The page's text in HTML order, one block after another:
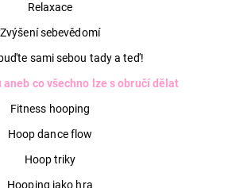
Relaxace
Zvýšení sebevědomí
sami sebou tady a teď!
aneb co všechno lze s obručí dělat
Fitness hooping
Hoop dance flow
Hoop triky
Hooping jako hra